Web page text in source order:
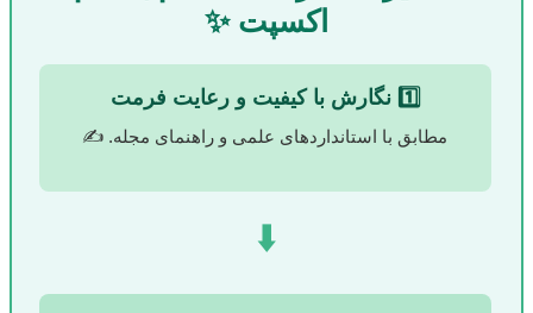
اکسپت ✨
1️⃣ نگارش با کیفیت و رعایت فرمت
مطابق با استانداردهای علمی و راهنمای مجله. ✍️
⬇️